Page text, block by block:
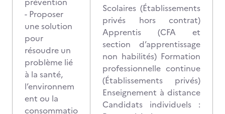
- Proposer
une solution
pour
résoudre un
problème lié
à la santé,
l’environnem
ent ou la
consommatio
Scolaires (Établissements
privés hors contrat)
Apprentis (CFA et
section d’apprentissage
non habilités) Formation
professionnelle continue
(Établissements privés)
Enseignement à distance
Candidats individuels :